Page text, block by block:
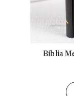
Biblia